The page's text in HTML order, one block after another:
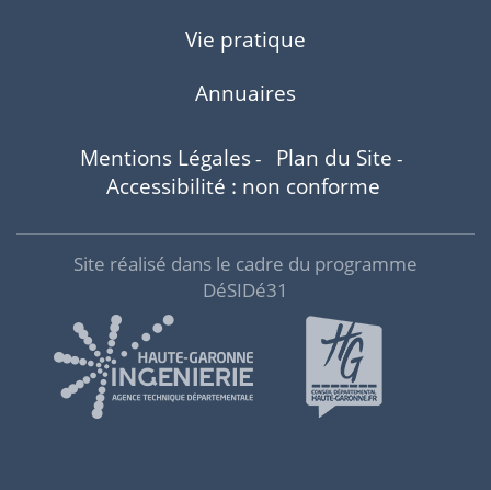
Vie pratique
Annuaires
Mentions Légales- Plan du Site -
Accessibilité : non conforme
Site réalisé dans le cadre du programme
DéSIDé31